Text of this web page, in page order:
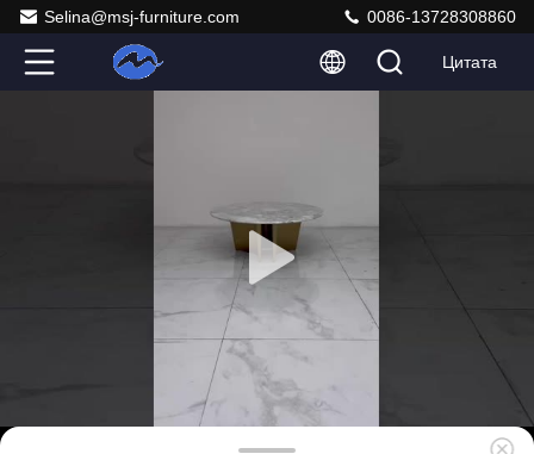
Selina@msj-furniture.com 0086-13728308860
Цитата